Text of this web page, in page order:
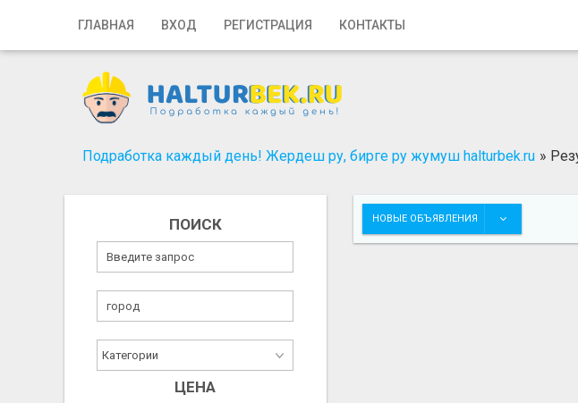
ГЛАВНАЯ ВХОД РЕГИСТРАЦИЯ КОНТАКТЫ
Главная
Регистрация
Подработка каждый день! Жердеш ру, бирге ру жумуш halturbek.ru »
ПОИСК
ЦЕНА
НОВЫЕ ОБЪЯВЛЕНИЯ